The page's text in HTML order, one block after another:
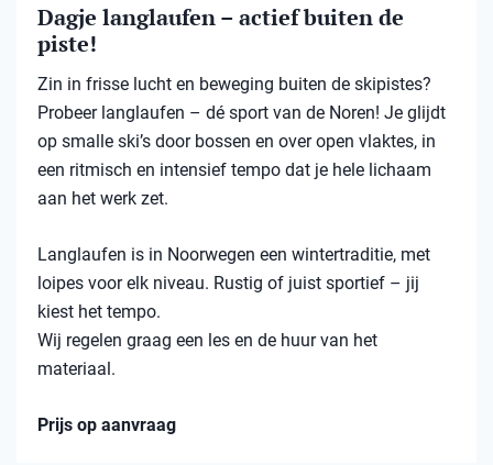
Dagje langlaufen – actief buiten de
piste!
Zin in frisse lucht en beweging buiten de skipistes?
Probeer langlaufen – dé sport van de Noren! Je glijdt
op smalle ski’s door bossen en over open vlaktes, in
een ritmisch en intensief tempo dat je hele lichaam
aan het werk zet.
Langlaufen is in Noorwegen een wintertraditie, met
loipes voor elk niveau. Rustig of juist sportief – jij
kiest het tempo.
Wij regelen graag een les en de huur van het
materiaal.
Prijs op aanvraag